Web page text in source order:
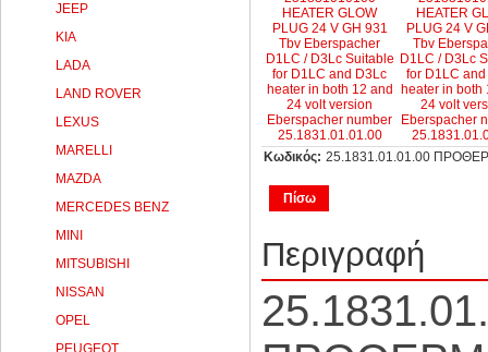
Κωδικός: 25.1831.01.01.00
Πίσω
Περιγραφή
JEEP
KIA
LADA
LAND ROVER
LEXUS
MARELLI
MAZDA
MERCEDES BENZ
MINI
MITSUBISHI
NISSAN
OPEL
PEUGEOT